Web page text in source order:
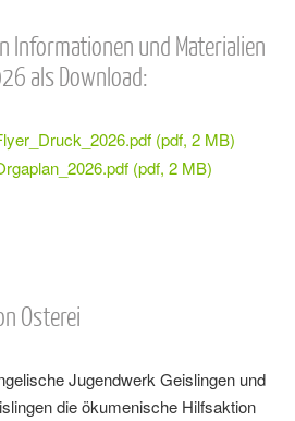
Informationen und Materialien
als Download:
(pdf, 2 MB)
(pdf, 2 MB)
Osterei
Jugendwerk Geislingen und
die ökumenische Hilfsaktion